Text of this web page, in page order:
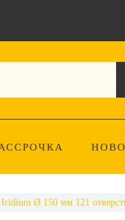
Iridium Ø 150 мм 121